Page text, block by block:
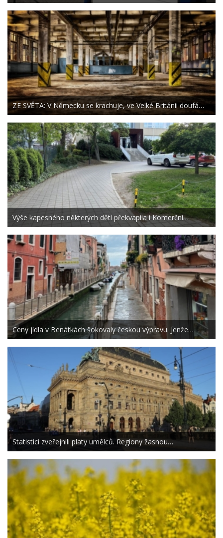
ZE SVĚTA: V Německu se krachuje, ve Velké Británii doufá…
Výše kapesného některých dětí překvapila i Komerční…
Ceny jídla v Benátkách šokovaly českou výpravu. Jenže…
Statistici zveřejnili platy umělců. Regiony žasnou…